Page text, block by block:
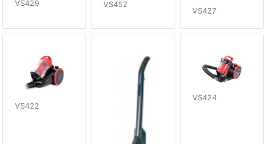
VS429 VS452
VS427
VS422
VS424